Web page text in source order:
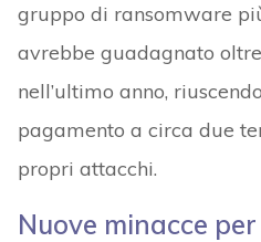
gruppo di ransomware
avrebbe guadagnato
nell’ultimo anno,
pagamento a circa due
propri attacchi.
Nuove minacce